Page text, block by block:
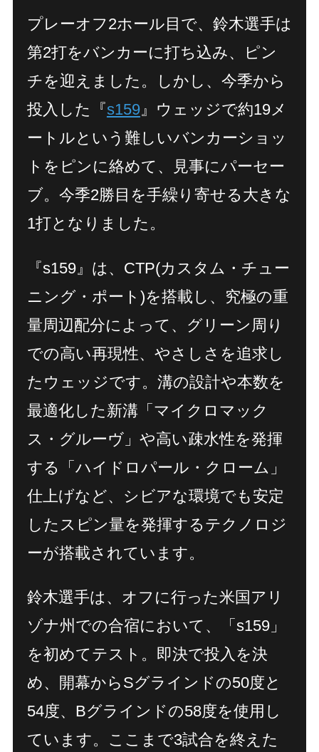
プレーオフ2ホール目で、鈴木選手は
第2打をバンカーに打ち込み、ピン
チを迎えました。しかし、今季から
投入した『s159』ウェッジで約19メ
ートルという難しいバンカーショッ
トをピンに絡めて、見事にパーセー
ブ。今季2勝目を手繰り寄せる大きな
1打となりました。
『s159』は、CTP(カスタム・チュー
ニング・ポート)を搭載し、究極の重
量周辺配分によって、グリーン周り
での高い再現性、やさしさを追求し
たウェッジです。溝の設計や本数を
最適化した新溝「マイクロマック
ス・グルーヴ」や高い疎水性を発揮
する「ハイドロパール・クローム」
仕上げなど、シビアな環境でも安定
したスピン量を発揮するテクノロジ
ーが搭載されています。
鈴木選手は、オフに行った米国アリ
ゾナ州での合宿において、「s159」
を初めてテスト。即決で投入を決
め、開幕からSグラインドの50度と
54度、Bグラインドの58度を使用し
ています。ここまで3試合を終えた
Home
Products
製品情報
Feature
Philosophies
3つの哲学